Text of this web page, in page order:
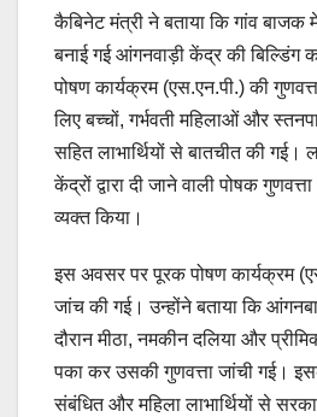
कैबिनेट मंत्री ने बताया कि गांव
बनाई गई आंगनवाड़ी केंद्र की बिल्डिंग
पोषण कार्यक्रम (एस.एन.पी.) की
लिए बच्चों, गर्भवती महिलाओं और
सहित लाभार्थियों से बातचीत की गई।
केंद्रों द्वारा दी जाने वाली पोषक
व्यक्त किया।
इस अवसर पर पूरक पोषण कार्यक्रम
जांच की गई। उन्होंने बताया कि
दौरान मीठा, नमकीन दलिया और
पका कर उसकी गुणवत्ता जांची गई।
संबंधित और महिला लाभार्थियों से